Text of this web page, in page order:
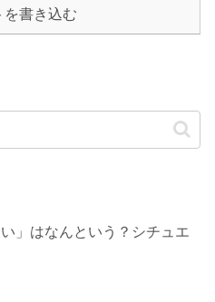
を書き込む
」はなんという？シチュエ